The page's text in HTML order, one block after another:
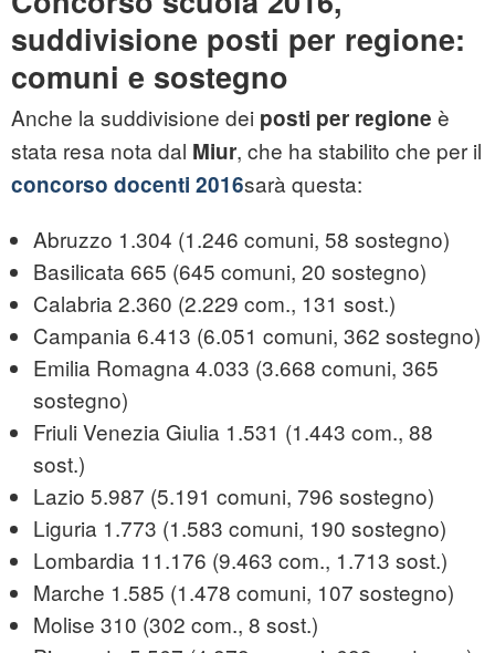
suddivisione posti per regione:
comuni e sostegno
Anche la suddivisione dei posti per regione è
stata resa nota dal Miur, che ha stabilito che per il
concorso docenti 2016sarà questa:
Abruzzo 1.304 (1.246 comuni, 58 sostegno)
Basilicata 665 (645 comuni, 20 sostegno)
Calabria 2.360 (2.229 com., 131 sost.)
Campania 6.413 (6.051 comuni, 362 sostegno)
Emilia Romagna 4.033 (3.668 comuni, 365
sostegno)
Friuli Venezia Giulia 1.531 (1.443 com., 88
sost.)
Lazio 5.987 (5.191 comuni, 796 sostegno)
Liguria 1.773 (1.583 comuni, 190 sostegno)
Lombardia 11.176 (9.463 com., 1.713 sost.)
Marche 1.585 (1.478 comuni, 107 sostegno)
Molise 310 (302 com., 8 sost.)